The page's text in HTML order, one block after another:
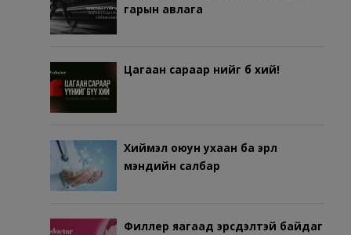
гарын авлага
Цагаан сараар үүнийг бүү хий!
Хиймэл оюун ухаан ба эрүүл
мэндийн салбар
Филлер яагаад эрсдэлтэй байдаг